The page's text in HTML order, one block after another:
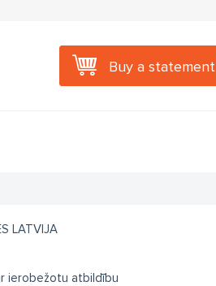
Buy a statement
LATVIJA
ierobežotu atbildību